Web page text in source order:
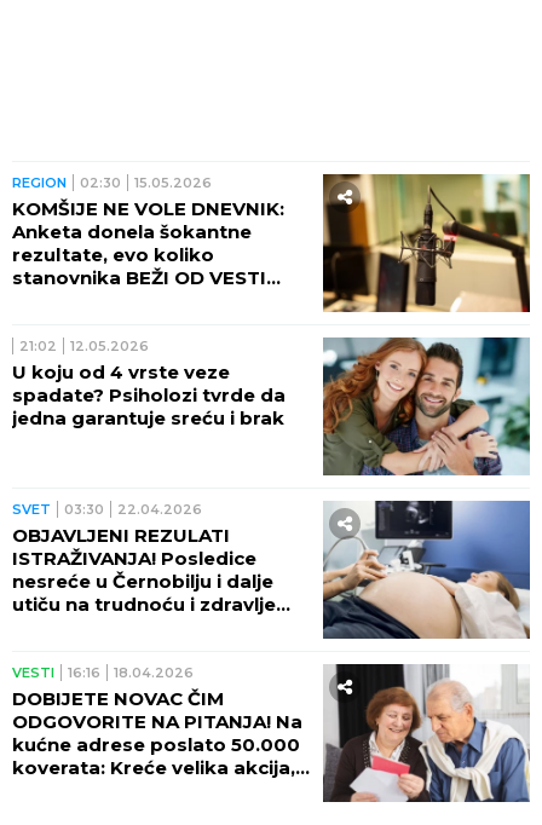
REGION 02:30 15.05.2026
KOMŠIJE NE VOLE DNEVNIK:
Anketa donela šokantne
rezultate, evo koliko
stanovnika BEŽI OD VESTI
21:02 12.05.2026
U koju od 4 vrste veze
spadate? Psiholozi tvrde da
jedna garantuje sreću i brak
SVET 03:30 22.04.2026
OBJAVLJENI REZULATI
ISTRAŽIVANJA! Posledice
nesreće u Černobilju i dalje
utiču na trudnoću i zdravlje
VESTI 16:16 18.04.2026
DOBIJETE NOVAC ČIM
ODGOVORITE NA PITANJA! Na
kućne adrese poslato 50.000
koverata: Kreće velika akcija,